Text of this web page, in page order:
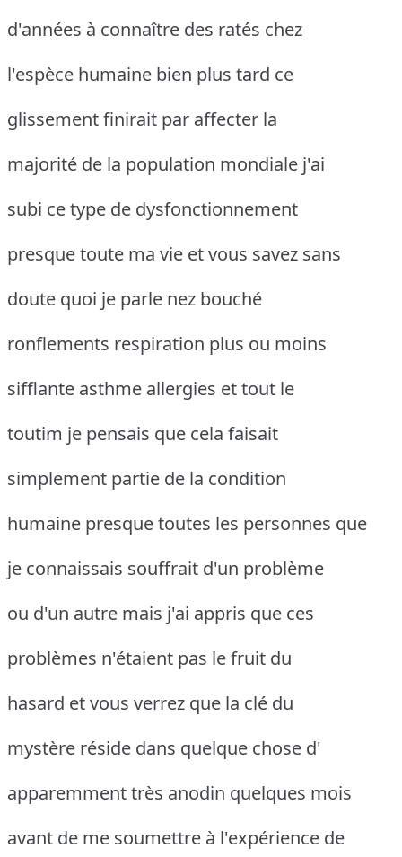
d'années à connaître des ratés chez
l'espèce humaine bien plus tard ce
glissement finirait par affecter la
majorité de la population mondiale j'ai
subi ce type de dysfonctionnement
presque toute ma vie et vous savez sans
doute quoi je parle nez bouché
ronflements respiration plus ou moins
sifflante asthme allergies et tout le
toutim je pensais que cela faisait
simplement partie de la condition
humaine presque toutes les personnes que
je connaissais souffrait d'un problème
ou d'un autre mais j'ai appris que ces
problèmes n'étaient pas le fruit du
hasard et vous verrez que la clé du
mystère réside dans quelque chose d'
apparemment très anodin quelques mois
avant de me soumettre à l'expérience de